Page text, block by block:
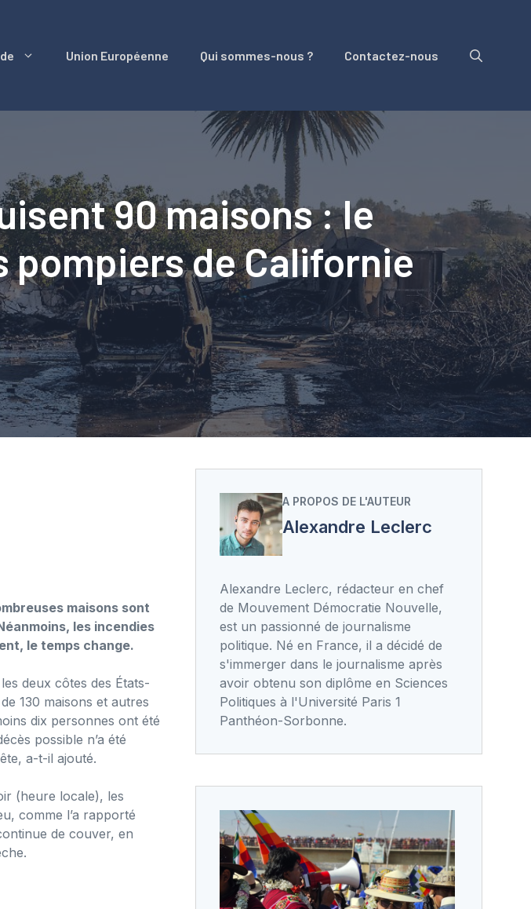
Union Européenne Qui sommes-nous ? Contactez-nous
90 maisons : le
pompiers de Californie
maisons sont
les incendies
le temps change.
deux côtes des États-
130 maisons et autres
dix personnes ont été
possible n’a été
a-t-il ajouté.
(heure locale), les
comme l’a rapporté
de couver, en
A PROPOS DE L'AUTEUR
Alexandre Leclerc
Alexandre Leclerc, rédacteur en chef
de Mouvement Démocratie Nouvelle,
est un passionné de journalisme
politique. Né en France, il a décidé de
s'immerger dans le journalisme après
avoir obtenu son diplôme en Sciences
Politiques à l'Université Paris 1
Panthéon-Sorbonne.